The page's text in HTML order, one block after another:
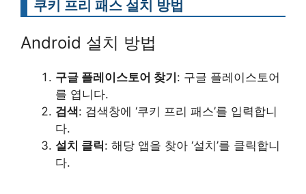
쿠키 프리 패스 설치 방법
Android 설치 방법
구글 플레이스토어 찾기: 구글 플레이스토어
를 엽니다.
검색: 검색창에 ‘쿠키 프리 패스’를 입력합니
다.
설치 클릭: 해당 앱을 찾아 ‘설치’를 클릭합니
다.